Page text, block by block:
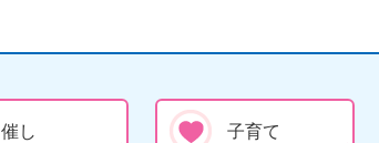
催し 子育て